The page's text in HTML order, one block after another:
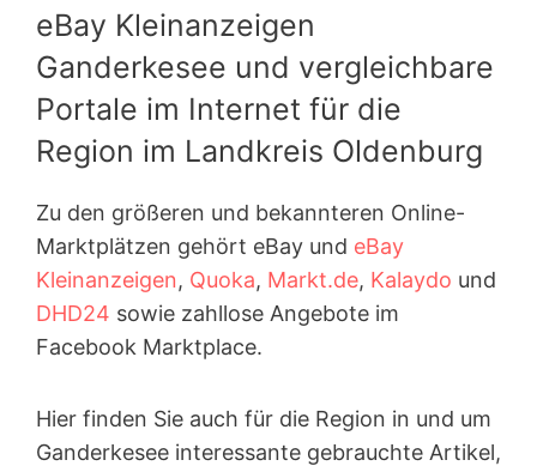
eBay Kleinanzeigen
Ganderkesee und vergleichbare
Portale im Internet für die
Region im Landkreis Oldenburg
Zu den größeren und bekannteren Online-
Marktplätzen gehört eBay und eBay
Kleinanzeigen, Quoka, Markt.de, Kalaydo und
DHD24 sowie zahllose Angebote im
Facebook Marktplace.
Hier finden Sie auch für die Region in und um
Ganderkesee interessante gebrauchte Artikel,